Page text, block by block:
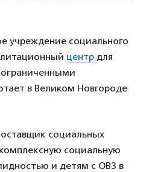
учреждение социального
центр для
в Великом Новгороде
социальных
социальную
и детям с ОВЗ в